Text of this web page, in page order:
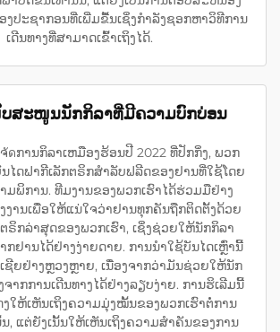
ງປະຊາກອນທີ່ເພີ່ມຂື້ນເຊິ່ງກຳລັງຊອກຫາວິທີການ
ເດີນທາງທີ່ສາມາດເຂົ້າເຖິງໄດ້.
ສະໜູນນັກກິລາທີ່ມີຄວາມບົກບ່ອນ
ดການກິລາເຫມືອງຮ້ອນປີ 2022 ທີ່ປັກກິ່ງ, ພວກ
ໄດຟາກີເລັກຕຣິກສຳລັບຟລີດຂອງຢານທີ່ໃຊ້ໂດຍ
ມພິການ. ທີມງານຂອງພວກເຮົາໄດ້ຮ່ວມມືຢ່າງ
ງານເພື່ອໃຫ້ແນ່ໃຈວ່າຢານທຸກຄັນຖືກຕິດຕັ້ງດ້ວຍ
ຣິກລ່າສຸດຂອງພວກເຮົາ, ເຊິ່ງຊ່ວຍໃຫ້ນັກກິລາ
ກຢານໄດ້ຢ່າງງ່າຍດາຍ. ການນຳໃຊ້ບັນໄດເຫຼົ່ານີ້
ຊີຍຢ່າງຫຼວງຫຼາຍ, ເນື່ອງຈາກວ່າມັນຊ່ວຍໃຫ້ນັກ
ຈາກການເດີນທາງໄດ້ຢ່າງລຽບງ່າຍ. ການຮິເລີມນີ້
ໃຫ້ເຫັນເຖິງຄວາມມຸ່ງໝັ້ນຂອງພວກເຮົາຕໍ່ການ
ນ, ແຕ່ຍັງເນັ້ນໃຫ້ເຫັນເຖິງຄວາມສຳຄັນຂອງການ